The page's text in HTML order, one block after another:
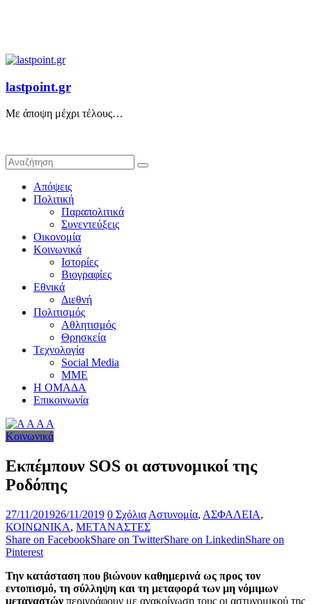
lastpoint.gr
Με άποψη μέχρι τέλους…
Απόψεις
Πολιτική
Παραπολιτικά
Συνεντεύξεις
Οικονομία
Κοινωνικά
Ιστορίες
Βιογραφίες
Εθνικά
Διεθνή
Πολιτισμός
Αθλητισμός
Θρησκεία
Τεχνολογία
Social Media
ΜΜΕ
Η ΟΜΑΔΑ
Επικοινωνία
Κοινωνικά
Εκπέμπουν SOS οι αστυνομικοί της
Ροδόπης
27/11/201926/11/2019 0 Σχόλια Αστυνομία, ΑΣΦΑΛΕΙΑ,
ΚΟΙΝΩΝΙΚΑ, ΜΕΤΑΝΑΣΤΕΣ
Share on FacebookShare on TwitterShare on LinkedinShare on
Pinterest
Την κατάσταση που βιώνουν καθημερινά ως προς τον
εντοπισμό, τη σύλληψη και τη μεταφορά των μη νόμιμων
μεταναστών περιγράφουν με ανακοίνωση τους οι αστυνομικού της